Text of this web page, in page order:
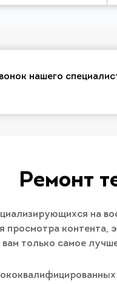
нашего
Ремонт
на
просмотра контента,
только самое